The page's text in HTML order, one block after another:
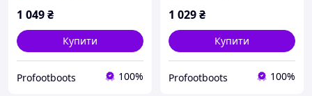
1 049₴
Купити
Profootboots 100%
1 029₴
Купити
Profootboots 100%